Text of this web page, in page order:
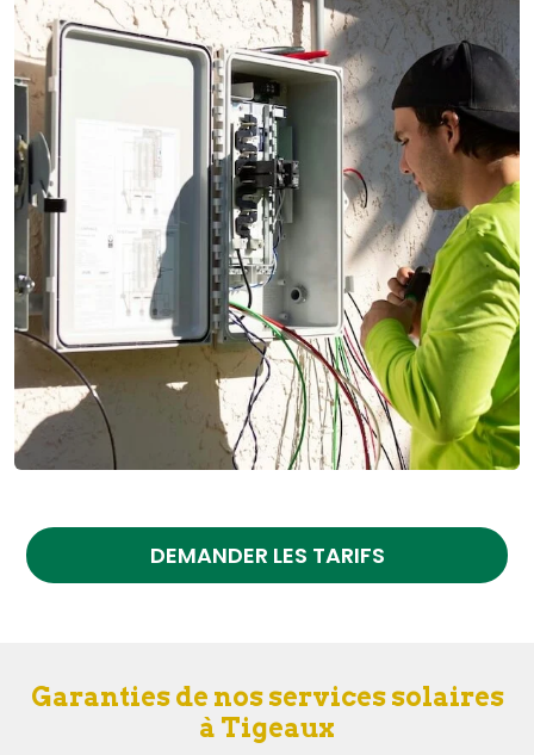
DEMANDER LES TARIFS
Garanties de nos services solaires
à Tigeaux